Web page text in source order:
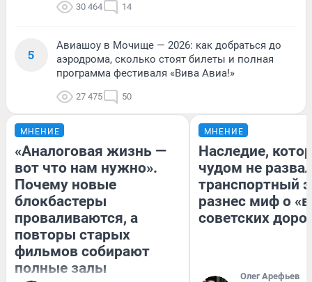
30 464 14
5
Авиашоу в Мочище — 2026: как добраться до
аэродрома, сколько стоят билеты и полная
программа фестиваля «Вива Авиа!»
27 475 50
МНЕНИЕ
«Аналоговая жизнь —
вот что нам нужно».
Почему новые
блокбастеры
проваливаются, а
повторы старых
фильмов собирают
полные залы
МНЕНИЕ
Наследие,
чудом не
транспортный
разнес миф о
советских
Олег Арефьев